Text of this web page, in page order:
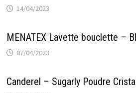
14/04/2023
MENATEX Lavette bouclette –
07/04/2023
Canderel – Sugarly Poudre